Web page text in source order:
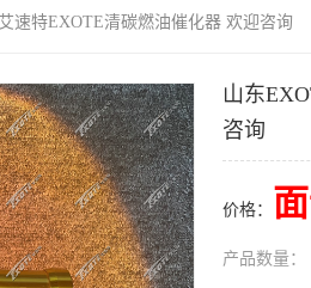
速特EXOTE清碳燃油催化器 欢迎咨询
山东
咨询
价格：
产品数量：